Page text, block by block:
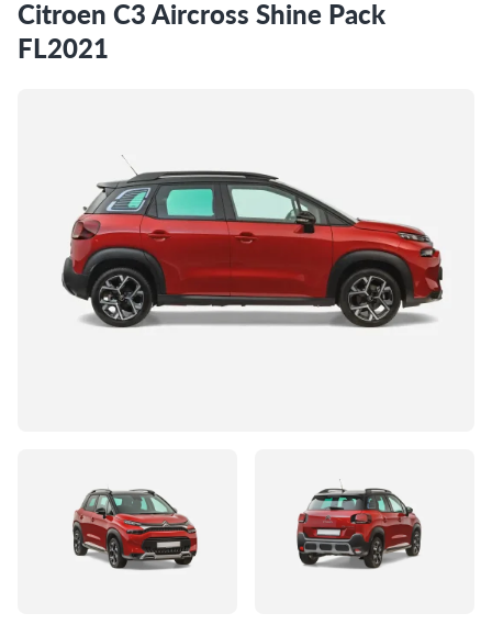
Citroen C3 Aircross Shine Pack
FL2021